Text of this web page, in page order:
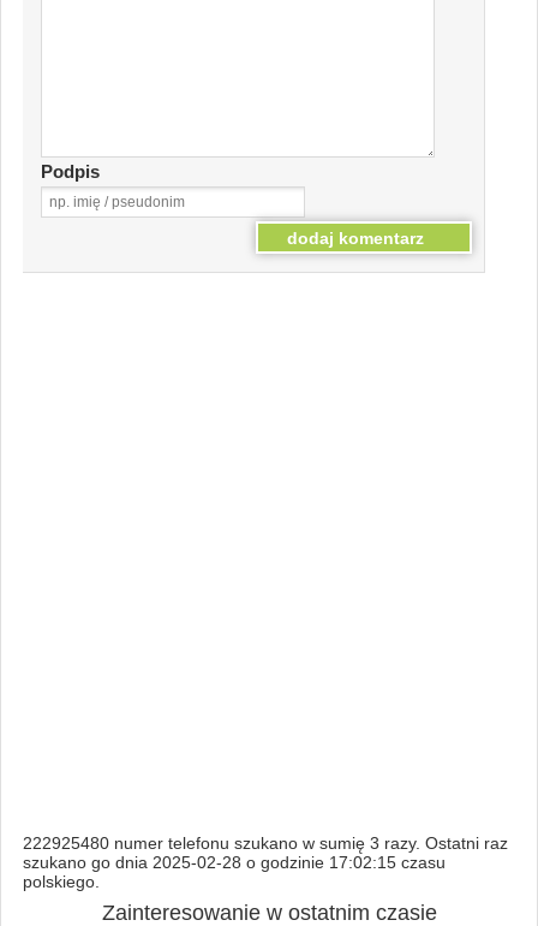
Podpis
222925480 numer telefonu szukano w sumię 3 razy. Ostatni raz
szukano go dnia 2025-02-28 o godzinie 17:02:15 czasu
polskiego.
Zainteresowanie w ostatnim czasie